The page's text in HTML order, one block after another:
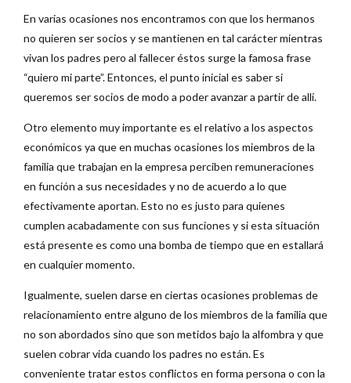
En varias ocasiones nos encontramos con que los hermanos
no quieren ser socios y se mantienen en tal carácter mientras
vivan los padres pero al fallecer éstos surge la famosa frase
“quiero mi parte”. Entonces, el punto inicial es saber si
queremos ser socios de modo a poder avanzar a partir de allí.
Otro elemento muy importante es el relativo a los aspectos
económicos ya que en muchas ocasiones los miembros de la
familia que trabajan en la empresa perciben remuneraciones
en función a sus necesidades y no de acuerdo a lo que
efectivamente aportan. Esto no es justo para quienes
cumplen acabadamente con sus funciones y si esta situación
está presente es como una bomba de tiempo que en estallará
en cualquier momento.
Igualmente, suelen darse en ciertas ocasiones problemas de
relacionamiento entre alguno de los miembros de la familia que
no son abordados sino que son metidos bajo la alfombra y que
suelen cobrar vida cuando los padres no están. Es
conveniente tratar estos conflictos en forma persona o con la